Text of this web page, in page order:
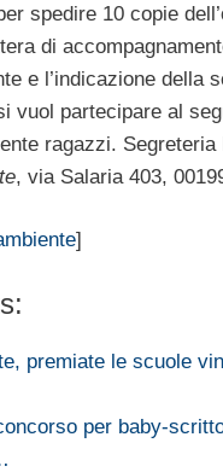
spedire 10 copie
di
e l’indicazione della
vuol partecipare al
ragazzi. Segreteria
, via Salaria 403,
]
premiate le scuole
per baby-